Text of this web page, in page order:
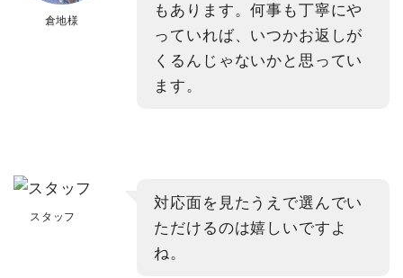
倉地様
もあります。何事も丁寧にや
っていれば、いつかお返しが
くるんじゃないかと思ってい
ます。
スタッフ
対応面を見たうえで選んでい
ただけるのは嬉しいですよ
ね。